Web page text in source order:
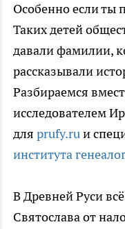
Особенно если ты
Таких детей
давали фамилии,
рассказывали
Разбираемся
исследователем
для prufy.ruи
института
В Древней Руси
Святослава от